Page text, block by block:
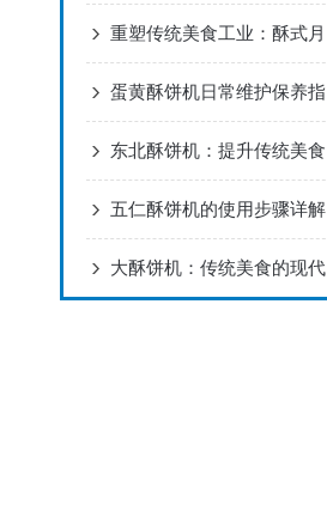
五仁酥饼机的使用步骤详解